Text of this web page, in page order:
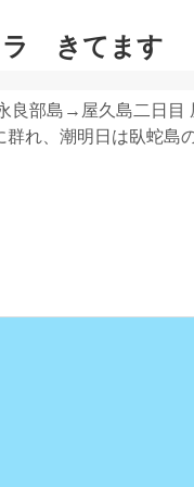
ラ きてます
良部島→屋久島二日
群れ、潮明日は臥蛇島